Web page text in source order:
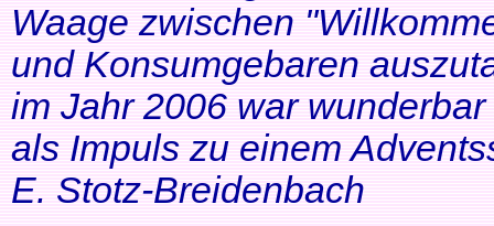
Waage zwischen
und Konsumgebaren
im Jahr 2006 war
als Impuls zu einem
E. Stotz-Breidenbach